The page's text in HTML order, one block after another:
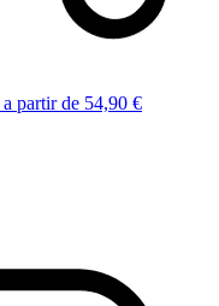
a partir de 54,90 €